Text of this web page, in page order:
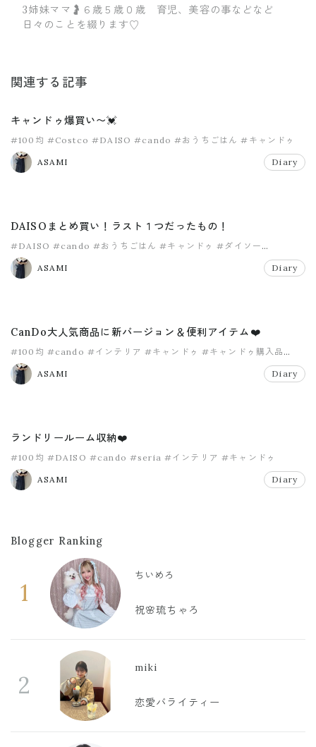
3姉妹ママ🤰６歳５歳０歳 育児、美容の事などなど
日々のことを綴ります♡
関連する記事
キャンドゥ爆買い〜💓
#100均 #Costco #DAISO #cando #おうちごはん #キャンドゥ
ASAMI Diary
DAISOまとめ買い！ラスト１つだったもの！
#DAISO #cando #おうちごはん #キャンドゥ #ダイソー
#ダイソー購入品
ASAMI
Diary
CanDo大人気商品に新バージョン＆便利アイテム❤️
#100均 #cando #インテリア #キャンドゥ #キャンドゥ購入品
#プチプラ
ASAMI
Diary
ランドリールーム収納❤️
#100均 #DAISO #cando #seria #インテリア #キャンドゥ
ASAMI Diary
Blogger Ranking
1
ちいめろ
祝🌸琉ちゃろ
2
miki
恋愛バライティー